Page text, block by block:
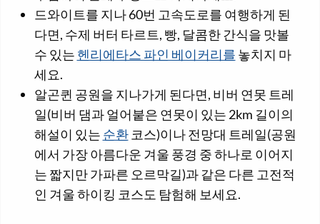
드와이트를 지나 60번 고속도로를 여행하게 된
다면, 수제 버터 타르트, 빵, 달콤한 간식을 맛볼
수 있는 헨리에타스 파인 베이커리를 놓치지 마
세요.
알곤퀸 공원을 지나가게 된다면, 비버 연못 트레
일(비버 댐과 얼어붙은 연못이 있는 2km 길이의
해설이 있는 순환코스)이나 전망대 트레일(공원
에서 가장 아름다운 겨울 풍경 중 하나로 이어지
는 짧지만 가파른 오르막길)과 같은 다른 고전적
인 겨울 하이킹 코스도 탐험해 보세요.